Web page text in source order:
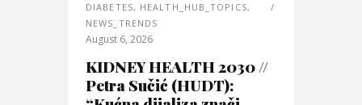
DIABETES, HEALTH_HUB_TOPICS,
NEWS_TRENDS
August 6, 2026
KIDNEY HEALTH 2030 //
Petra Sučić (HUDT):